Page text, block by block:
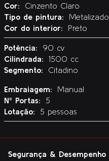
Cor:
Cinzento Claro
Tipo de pintura:
Metalizado
Cor do interior:
Preto
Potência:
90 cv
Cilindrada:
1500 cc
Segmento:
Citadino
Embraiagem:
Manual
Nº Portas:
5
Lotação:
5 pessoas
Segurança & Desempenho